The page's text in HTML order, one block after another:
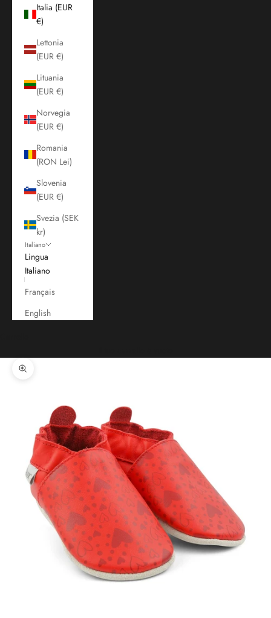
Italia (EUR
€)
Lettonia
(EUR €)
Lituania
(EUR €)
Norvegia
(EUR €)
Romania
(RON Lei)
Slovenia
(EUR €)
Svezia (SEK
kr)
Italiano
Lingua
Italiano
Français
English
Ingrandisci immagine